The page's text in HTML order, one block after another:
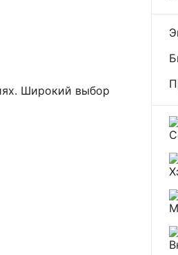
Широкий выбор